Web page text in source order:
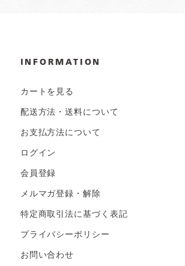
INFORMATION
カートを見る
配送方法・送料について
お支払方法について
ログイン
会員登録
メルマガ登録・解除
特定商取引法に基づく表記
プライバシーポリシー
お問い合わせ